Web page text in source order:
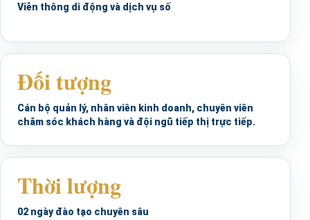
Viễn thông di động và dịch vụ số
Đối tượng
Cán bộ quản lý, nhân viên kinh doanh, chuyên viên
chăm sóc khách hàng và đội ngũ tiếp thị trực tiếp.
Thời lượng
02 ngày đào tạo chuyên sâu